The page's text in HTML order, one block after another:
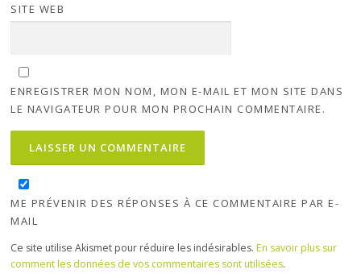
SITE WEB
ENREGISTRER MON NOM, MON E-MAIL ET MON SITE DANS
LE NAVIGATEUR POUR MON PROCHAIN COMMENTAIRE.
ME PRÉVENIR DES RÉPONSES À CE COMMENTAIRE PAR E-
MAIL
Ce site utilise Akismet pour réduire les indésirables.En savoir plus sur
comment les données de vos commentaires sont utilisées.